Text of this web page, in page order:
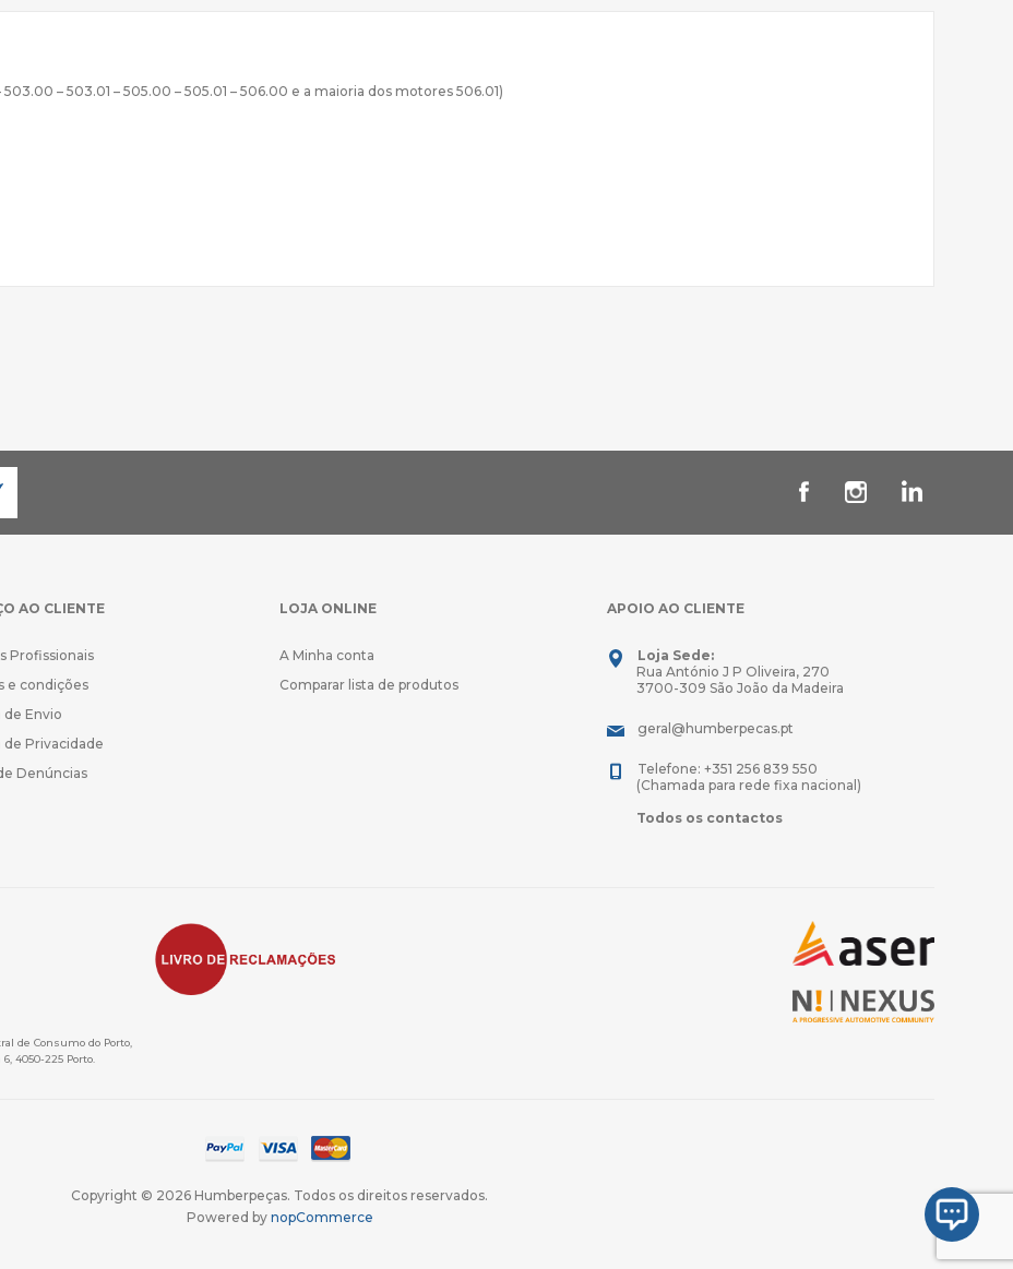
– 503.01 – 505.00 – 505.01 – 506.00 e a maioria dos motores 506.01)
AO CLIENTE
Profissionais
e condições
de Envio
de Privacidade
Denúncias
LOJA ONLINE
A Minha conta
Comparar lista de produtos
APOIO AO CLIENTE
Loja Sede:
Rua António J P Oliveira, 270
3700-309 São João da Madeira
geral@humberpecas.pt
Telefone: +351 256 839 550
(Chamada para rede fixa nacional)
Todos os contactos
de Consumo do Porto,
4050-225 Porto.
Copyright © 2026 Humberpeças. Todos os direitos reservados.
Powered by nopCommerce